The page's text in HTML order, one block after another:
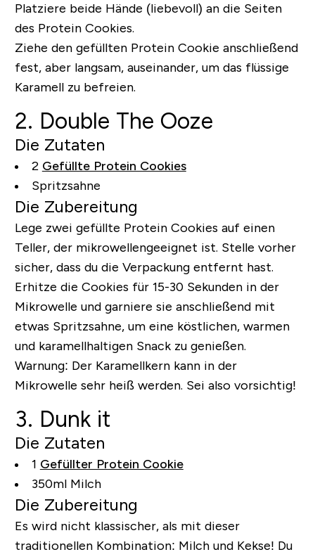
Platziere beide Hände (liebevoll) an die Seiten
des Protein Cookies.
Ziehe den gefüllten Protein Cookie anschließend
fest, aber langsam, auseinander, um das flüssige
Karamell zu befreien.
2. Double The Ooze
Die Zutaten
2 Gefüllte Protein Cookies
Spritzsahne
Die Zubereitung
Lege zwei gefüllte Protein Cookies auf einen
Teller, der mikrowellengeeignet ist. Stelle vorher
sicher, dass du die Verpackung entfernt hast.
Erhitze die Cookies für 15-30 Sekunden in der
Mikrowelle und garniere sie anschließend mit
etwas Spritzsahne, um eine köstlichen, warmen
und karamellhaltigen Snack zu genießen.
Warnung: Der Karamellkern kann in der
Mikrowelle sehr heiß werden. Sei also vorsichtig!
3. Dunk it
Die Zutaten
1 Gefüllter Protein Cookie
350ml Milch
Die Zubereitung
Es wird nicht klassischer, als mit dieser
traditionellen Kombination: Milch und Kekse! Du